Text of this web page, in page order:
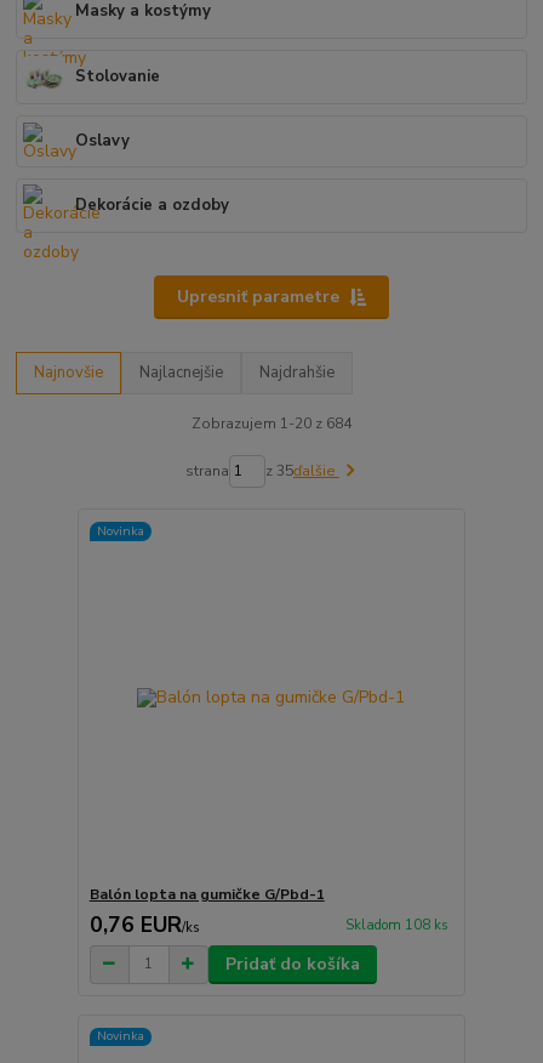
Masky a kostýmy
Stolovanie
Oslavy
Dekorácie a ozdoby
Upresniť parametre
Najnovšie Najlacnejšie Najdrahšie
Zobrazujem 1-20 z 684
strana z 35ďalšie
Novinka
Balón lopta na gumičke G/Pbd-1
0,76 EUR/ks Skladom 108 ks
Pridať do košíka
Novinka